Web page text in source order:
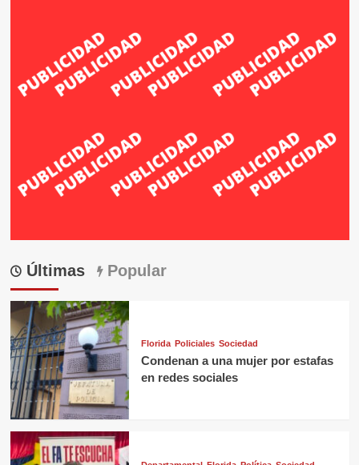
Últimas Popular
Florida Policiales Sociedad
Condenan a una mujer por estafas
en redes sociales